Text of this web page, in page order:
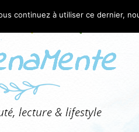
continuez à utiliser ce dernier,